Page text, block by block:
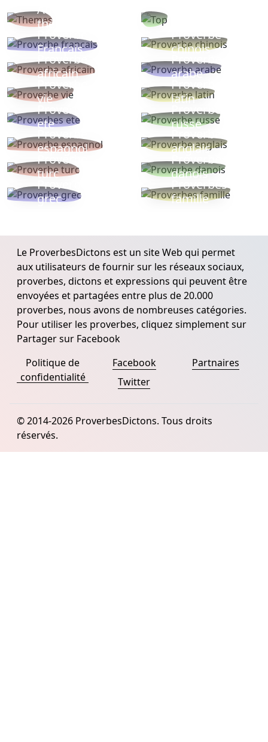
Autres
thèmes
Proverbe
Français
Proverbe
chinois
Proverbe
africain
Proverbe
arabe
Proverbe
vie
Proverbe
latin
Proverbes
ete
Proverbe
russe
Proverbe
espagnol
Proverbe
anglais
Proverbe
turc
Proverbe
danois
Proverbe
grec
Proverbes
famille
Le ProverbesDictons est un site Web qui permet
aux utilisateurs de fournir sur les réseaux sociaux,
proverbes, dictons et expressions qui peuvent être
envoyées et partagées entre plus de 20.000
proverbes, nous avons de nombreuses catégories.
Pour utiliser les proverbes, cliquez simplement sur
Partager sur Facebook
Politique de
confidentialité
Facebook
Twitter
Partnaires
© 2014-2026 ProverbesDictons. Tous droits
réservés.